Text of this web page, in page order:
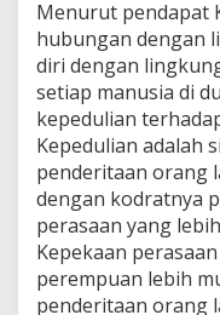
Menurut pendapat
hubungan dengan
diri dengan
setiap manusia di
kepedulian
Kepedulian adalah
penderitaan orang
dengan kodratnya
perasaan yang
Kepekaan
perempuan lebih
penderitaan orang